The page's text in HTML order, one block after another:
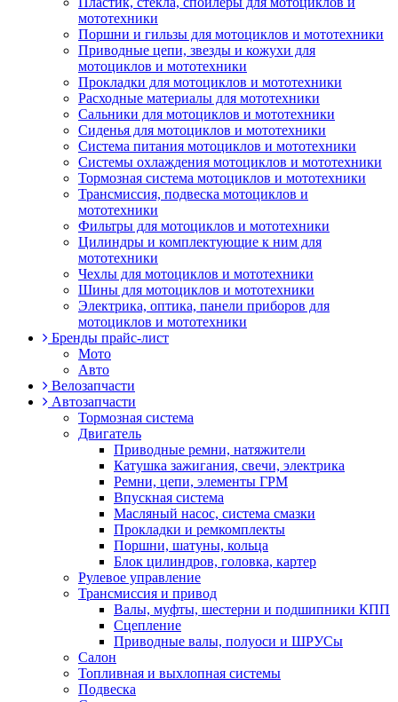
мототехники
Поршни и гильзы для мотоциклов и мототехники
Приводные цепи, звезды и кожухи для
мотоциклов и мототехники
Прокладки для мотоциклов и мототехники
Расходные материалы для мототехники
Сальники для мотоциклов и мототехники
Сиденья для мотоциклов и мототехники
Система питания мотоциклов и мототехники
Системы охлаждения мотоциклов и мототехники
Тормозная система мотоциклов и мототехники
Трансмиссия, подвеска мотоциклов и
мототехники
Фильтры для мотоциклов и мототехники
Цилиндры и комплектующие к ним для
мототехники
Чехлы для мотоциклов и мототехники
Шины для мотоциклов и мототехники
Электрика, оптика, панели приборов для
мотоциклов и мототехники
Бренды прайс-лист
Мото
Авто
Велозапчасти
Автозапчасти
Тормозная система
Двигатель
Приводные ремни, натяжители
Катушка зажигания, свечи, электрика
Ремни, цепи, элементы ГРМ
Впускная система
Масляный насос, система смазки
Прокладки и ремкомплекты
Поршни, шатуны, кольца
Блок цилиндров, головка, картер
Рулевое управление
Трансмиссия и привод
Валы, муфты, шестерни и подшипники КПП
Сцепление
Приводные валы, полуоси и ШРУСы
Салон
Топливная и выхлопная системы
Подвеска